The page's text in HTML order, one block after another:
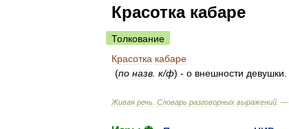
Красотка кабаре
Толкование
Красотка кабаре
(по назв к/ф) - о внешности девушки
Живая речь Словарь разговорных выражений . —